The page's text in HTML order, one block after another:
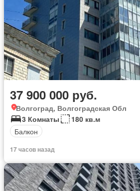
37 900 000 руб.
Волгоград, Волгоградская Обл
3 Комнаты
180 кв.м
Балкон
17 часов назад